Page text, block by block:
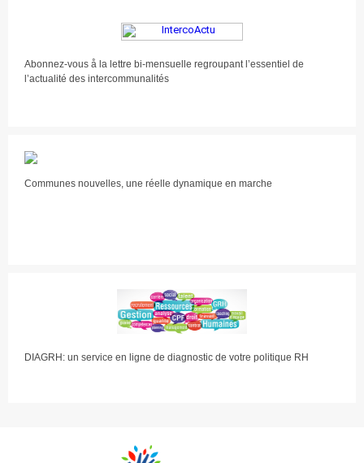
Abonnez-vous å la lettre bi-mensuelle regroupant l’essentiel de
l’actualité des intercommunalités
Communes nouvelles, une réelle dynamique en marche
DIAGRH: un service en ligne de diagnostic de votre politique RH